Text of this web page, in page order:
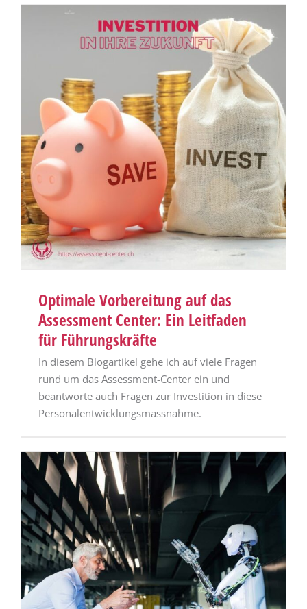
Optimale Vorbereitung auf das
Assessment Center: Ein Leitfaden
für Führungskräfte
In diesem Blogartikel gehe ich auf viele Fragen
rund um das Assessment-Center ein und
beantworte auch Fragen zur Investition in diese
Personalentwicklungsmassnahme.